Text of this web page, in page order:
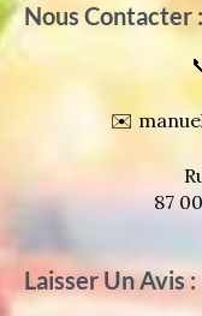
Nous Contacter :
✉️
87
Laisser Un Avis :